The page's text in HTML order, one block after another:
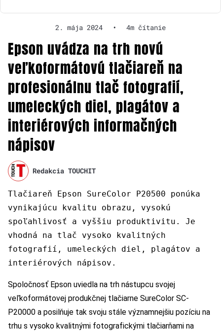
2. mája 2024 • 4m čítanie
Epson uvádza na trh novú
veľkoformátovú tlačiareň na
profesionálnu tlač fotografií,
umeleckých diel, plagátov a
interiérových informačných
nápisov
Redakcia TOUCHIT
Tlačiareň Epson SureColor P20500 ponúka
vynikajúcu kvalitu obrazu, vysokú
spoľahlivosť a vyššiu produktivitu. Je
vhodná na tlač vysoko kvalitných
fotografií, umeleckých diel, plagátov a
interiérových nápisov.
Spoločnosť Epson uviedla na trh nástupcu svojej
veľkoformátovej produkčnej tlačiarne SureColor SC-
P20000 a posilňuje tak svoju stále významnejšiu pozíciu na
trhu s vysoko kvalitnými fotografickými tlačiarňami na